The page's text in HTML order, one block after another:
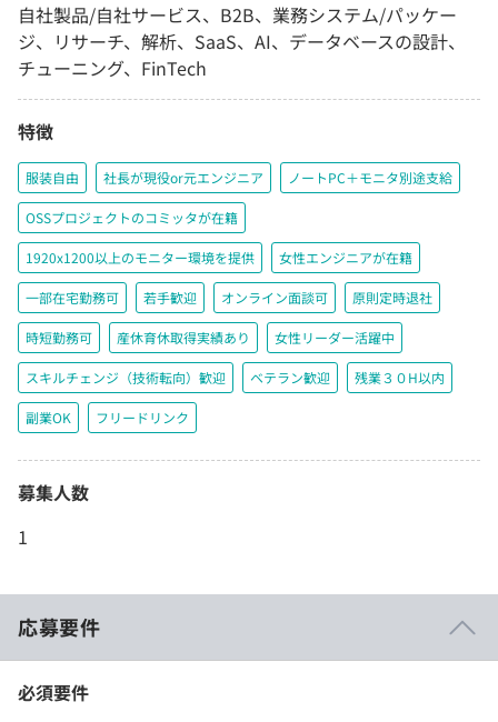
自社製品/自社サービス、B2B、業務システム/パッケー
ジ、リサーチ、解析、SaaS、AI、データベースの設計、
チューニング、FinTech
特徴
服装自由 社長が現役or元エンジニア ノートPC＋モニタ別途支給
OSSプロジェクトのコミッタが在籍
1920x1200以上のモニター環境を提供 女性エンジニアが在籍
一部在宅勤務可 若手歓迎 オンライン面談可 原則定時退社
時短勤務可 産休育休取得実績あり 女性リーダー活躍中
スキルチェンジ（技術転向）歓迎 ベテラン歓迎 残業３０H以内
副業OK フリードリンク
募集人数
1
応募要件
必須要件